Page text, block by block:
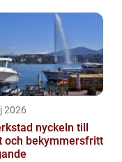
2026
nyckeln till
och bekymmersfritt